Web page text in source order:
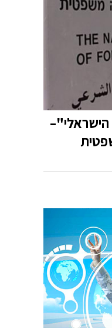
ד"ר חן קוגל –ה"CSI הישראלי"–